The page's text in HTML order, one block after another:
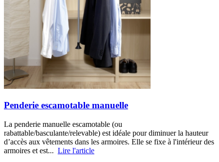
Penderie escamotable manuelle
La penderie manuelle escamotable (ou
rabattable/basculante/relevable) est idéale pour diminuer la hauteur
d’accès aux vêtements dans les armoires. Elle se fixe à l'intérieur des
armoires et est... Lire l'article